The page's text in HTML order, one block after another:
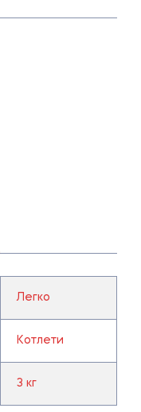
Легко
Котлети
3 кг